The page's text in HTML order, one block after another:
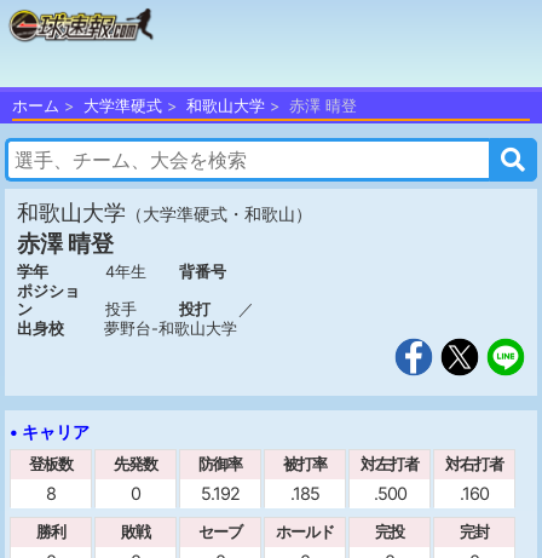
ホーム 大学準硬式 和歌山大学 赤澤 晴登
和歌山大学 （大学準硬式・和歌山）
赤澤 晴登
学年 4年生
背番号
ポジショ
ン
投手 投打
／
出身校
夢野台-和歌山大学
• キャリア
登板数
8
先発数
0
防御率
5.192
被打率
.185
対左打者
.500
対右打者
.160
勝利 敗戦 セーブ ホールド 完投 完封